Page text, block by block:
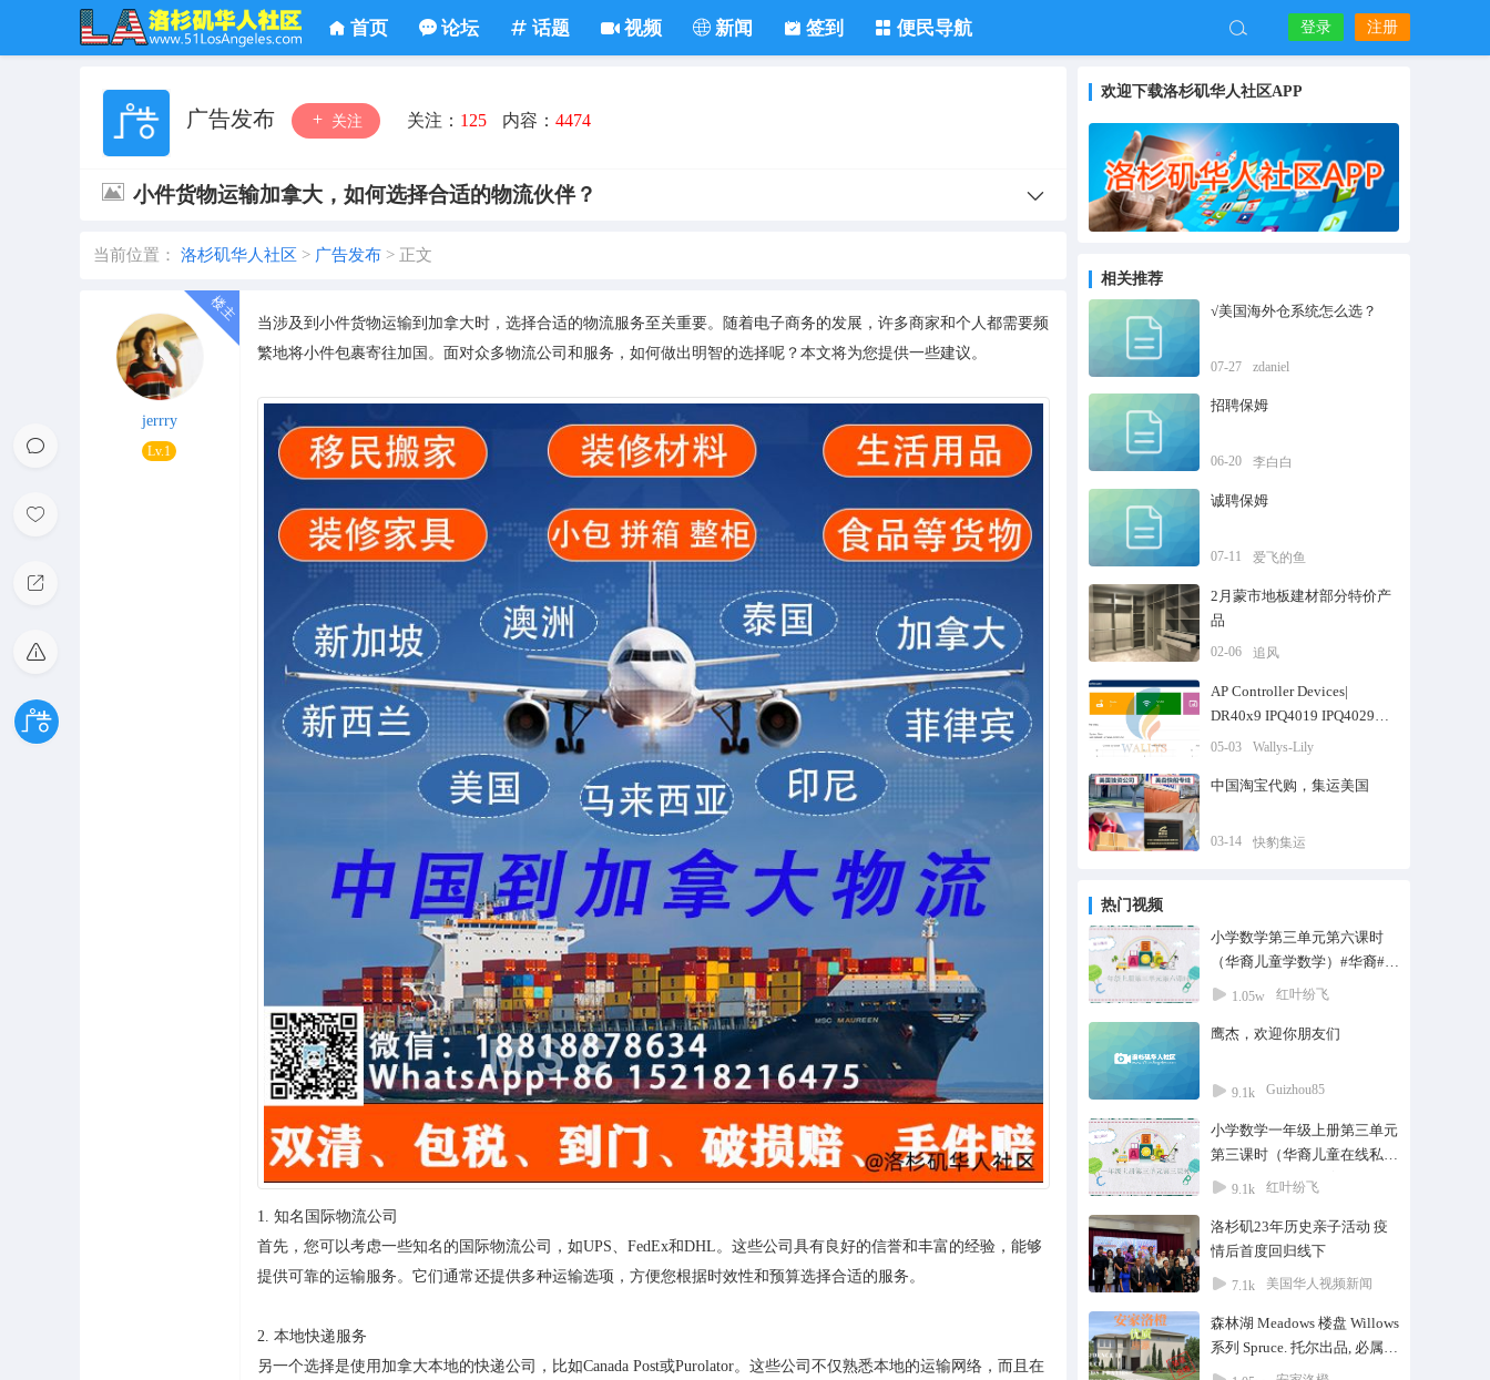
首页 论坛 话题 视频 新闻 签到 便民导航 登录 注册
广告发布 关注 关注： 125 内容： 4474
小件货物运输加拿大，如何选择合适的物流伙伴？
当前位置： 洛杉矶华人社区 > 广告发布 > 正文
jerrry
Lv.1
当涉及到小件货物运输到加拿大时，选择合适的物流服务至关重要。随着电子商务的发展，许多商家和个人都需要频
繁地将小件包裹寄往加国。面对众多物流公司和服务，如何做出明智的选择呢？本文将为您提供一些建议。
1. 知名国际物流公司
首先，您可以考虑一些知名的国际物流公司，如UPS、FedEx和DHL。这些公司具有良好的信誉和丰富的经验，能够
提供可靠的运输服务。它们通常还提供多种运输选项，方便您根据时效性和预算选择合适的服务。
2. 本地快递服务
另一个选择是使用加拿大本地的快递公司，比如Canada Post或Purolator。这些公司不仅熟悉本地的运输网络，而且在
欢迎下载洛杉矶华人社区APP
相关推荐
√美国海外仓系统怎么选？
07-27 zdaniel
招聘保姆
06-20 李白白
诚聘保姆
07-11 爱飞的鱼
2月蒙市地板建材部分特价产
品
02-06 追风
AP Controller Devices|
DR40x9 IPQ4019 IPQ4029
11AC 20KM Transfer Wallys
05-03 Wallys-Lily
中国淘宝代购，集运美国
03-14 快豹集运
热门视频
小学数学第三单元第六课时
（华裔儿童学数学）#华裔#华
人@华人子女@家教培训@私
1.05w 红叶纷飞
鹰杰，欢迎你朋友们
9.1k Guizhou85
小学数学一年级上册第三单元
第三课时（华裔儿童在线私教
课）#家教#在线教育#华人#
9.1k 红叶纷飞
洛杉矶23年历史亲子活动 疫
情后首度回归线下
7.1k 美国华人视频新闻
森林湖 Meadows 楼盘 Willows
系列 Spruce. 托尔出品, 必属精
品户型十一